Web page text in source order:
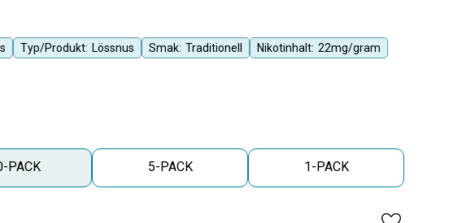
Typ/Produkt: Lössnus Smak: Traditionell Nikotinhalt: 22mg/gram
PACK 5-PACK 1-PACK